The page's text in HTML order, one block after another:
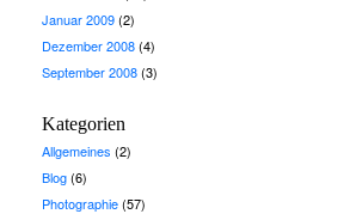
Januar 2009(2)
Dezember 2008(4)
September 2008(3)
Kategorien
Allgemeines (2)
Blog(6)
Photographie(57)